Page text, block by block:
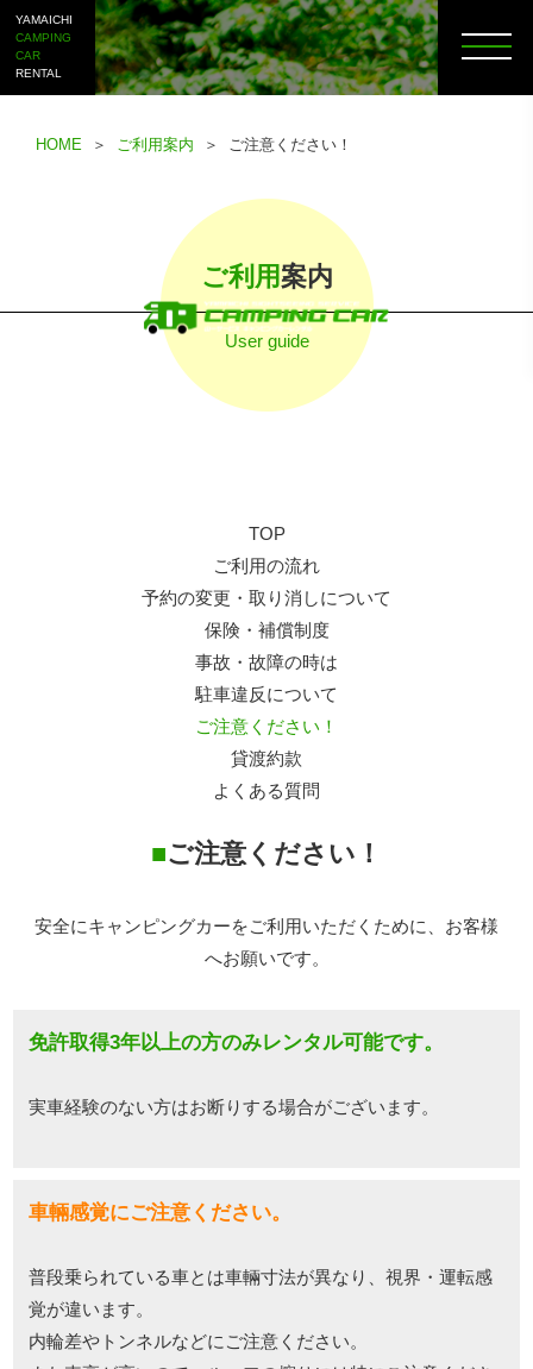
YAMAICHI
CAMPING
CAR
RENTAL
HOME ＞ ご利用案内 ＞ ご注意ください！
ご利用 案内
User guide
TOP
ご利用の流れ
予約の変更・取り消しについて
保険・補償制度
事故・故障の時は
駐車違反について
ご注意ください！
貸渡約款
よくある質問
■ご注意ください！
安全にキャンピングカーをご利用いただくために、お客様
へお願いです。
免許取得3年以上の方のみレンタル可能です。
実車経験のない方はお断りする場合がございます。
車輛感覚にご注意ください。
普段乗られている車とは車輛寸法が異なり、視界・運転感
覚が違います。
内輪差やトンネルなどにご注意ください。